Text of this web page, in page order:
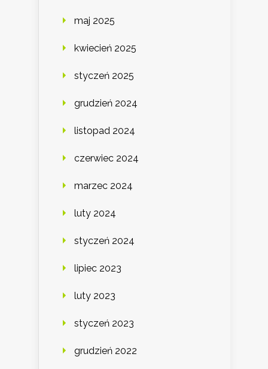
maj 2025
kwiecień 2025
styczeń 2025
grudzień 2024
listopad 2024
czerwiec 2024
marzec 2024
luty 2024
styczeń 2024
lipiec 2023
luty 2023
styczeń 2023
grudzień 2022